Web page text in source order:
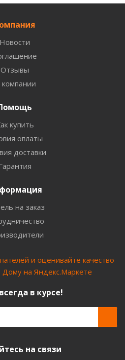
Новости
Отзывы
купить
оплаты
доставки
на заказ
в курсе!
на связи